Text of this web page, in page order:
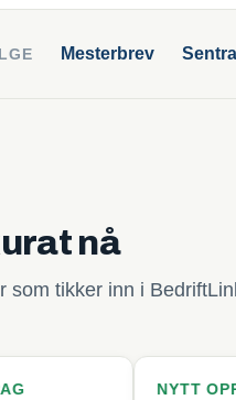
Mesterbrev
nå
som tikker inn i
NYTT OPPDRAG